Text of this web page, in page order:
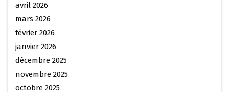
avril 2026
mars 2026
février 2026
janvier 2026
décembre 2025
novembre 2025
octobre 2025